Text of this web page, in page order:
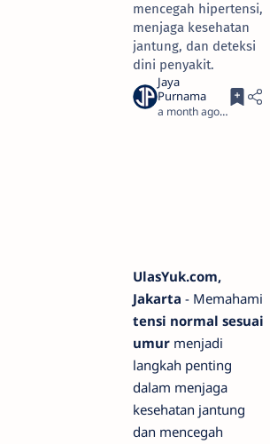
mencegah hipertensi,
menjaga kesehatan
jantung, dan deteksi
dini penyakit.
a month ago
UlasYuk.com,
Jakarta - Memahami
tensi normal sesuai
umur menjadi
langkah penting
dalam menjaga
kesehatan jantung
dan mencegah